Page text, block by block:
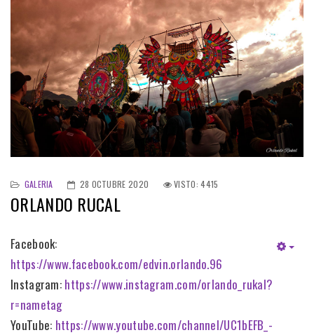
GALERIA 28 OCTUBRE 2020 VISTO: 4415
ORLANDO RUCAL
Facebook:
https://www.facebook.com/edvin.orlando.96
Instagram: https://www.instagram.com/orlando_rukal?
r=nametag
YouTube: https://www.youtube.com/channel/UC1bEFB_-